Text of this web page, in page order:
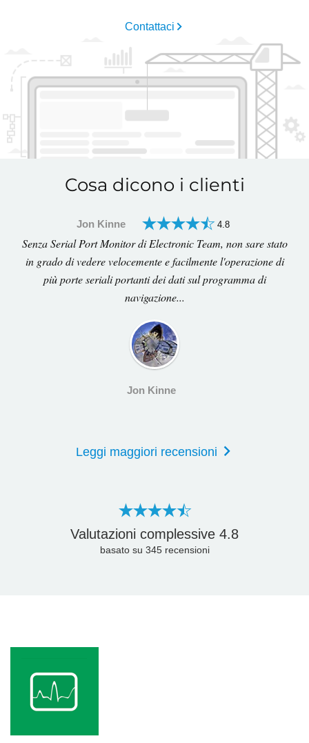
Contattaci
Cosa dicono i clienti
Jon Kinne 4.8
Senza Serial Port Monitor di Electronic Team, non sare stato
in grado di vedere velocemente e facilmente l'operazione di
più porte seriali portanti dei dati sul programma di
navigazione...
Jon Kinne
Leggi maggiori recensioni
Valutazioni complessive 4.8
basato su 345recensioni